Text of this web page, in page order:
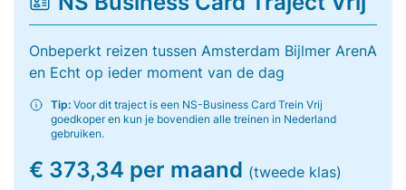
Onbeperkt reizen tussen Amsterdam Bijlmer ArenA
en Echt op ieder moment van de dag
Tip: Voor dit traject is een NS-Business Card Trein Vrij
goedkoper en kun je bovendien alle treinen in Nederland
gebruiken.
€ 373,34 per maand (tweede klas)